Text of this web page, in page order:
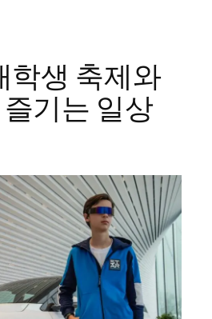
학생 축제와
기는 일상